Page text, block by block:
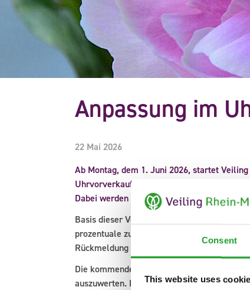
Consent
This website uses
Anpassung im
22 Mai 2026
Ab Montag, dem 1. Juni 2026, startet
Uhrvorverkauf, in der wir bei Schnittblumen
Dabei werden die zu reservierenden
Basis dieser Veränderung ist ein Ergebnis
prozentuale zu reservierende Menge bei
Rückmeldung erhalten wir nicht nur von
Die kommende Testphase nutzen wir, um
auszuwerten. Daraus ergibt sich dann, ob